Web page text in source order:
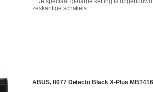
* De speciaal geharde ketting is opgebouwd
zeskantige schakels
ABUS, 8077 Detecto Black X-Plus